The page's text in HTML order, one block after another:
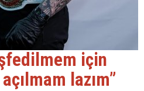
için
lazım”